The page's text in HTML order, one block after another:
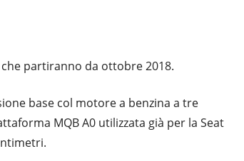
partiranno da ottobre 2018.
base col motore a benzina a tre
MQB A0 utilizzata già per la Seat